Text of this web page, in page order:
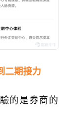
二期接力
的是券商的